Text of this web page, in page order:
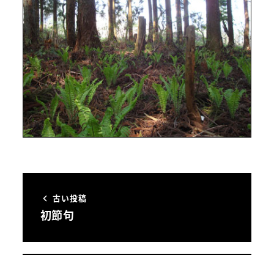
古い投稿
初節句